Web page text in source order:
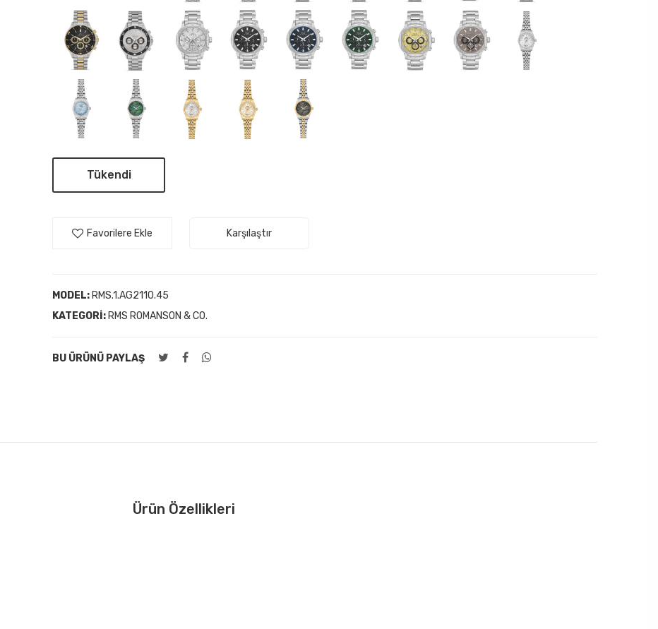
Tükendi
Favorilere Ekle Karşılaştır
MODEL: RMS.1.AG2110.45
KATEGORI: RMS ROMANSON & CO.
BU ÜRÜNÜ PAYLAŞ
Ürün Özellikleri